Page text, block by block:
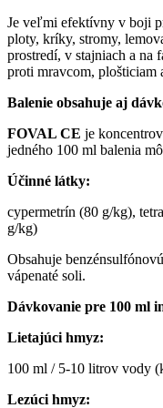
Je veľmi efektívny v boji
ploty, kríky, stromy,
prostredí, v stajniach a na
proti mravcom, plošticiam
Balenie obsahuje aj
FOVAL CE je
jedného 100 ml balenia
Účinné látky:
cypermetrín (80 g/kg),
g/kg)
Obsahuje
vápenaté soli.
Dávkovanie pre 100 ml
Lietajúci hmyz:
100 ml / 5-10 litrov vody
Lezúci hmyz: